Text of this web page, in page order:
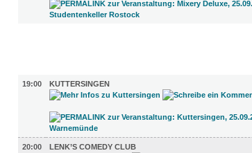
19:00
KUTTERSINGEN
20:00 LENK’S COMEDY CLUB